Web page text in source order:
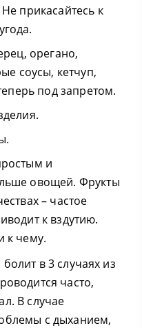
прикасайтесь к
орегано,
соусы, кетчуп,
под запретом.
и
овощей. Фрукты
– частое
к вздутию.
к чему.
в 3 случаях из
часто,
В случае
с дыханием,